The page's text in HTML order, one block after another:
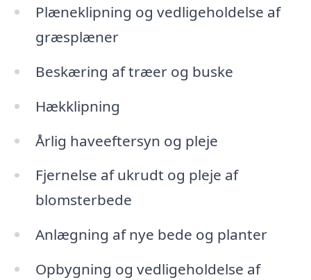
Plæneklipning og vedligeholdelse af
græsplæner
Beskæring af træer og buske
Hækklipning
Årlig haveeftersyn og pleje
Fjernelse af ukrudt og pleje af
blomsterbede
Anlægning af nye bede og planter
Opbygning og vedligeholdelse af